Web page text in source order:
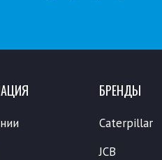
БРЕНДЫ
Caterpillar
JCB